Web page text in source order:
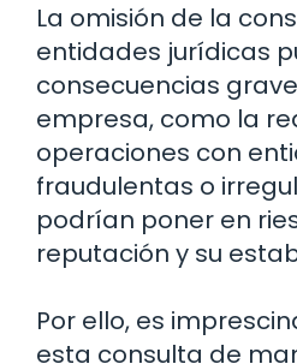
La omisión de la
entidades jurídicas
consecuencias
empresa, como la
operaciones con
fraudulentas o
podrían poner en
reputación y su
Por ello, es
esta consulta de